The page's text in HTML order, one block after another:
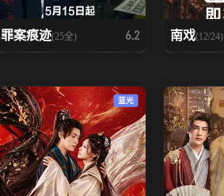
罪案痕迹(25全) 6.2 南戏(12/24)
蓝光